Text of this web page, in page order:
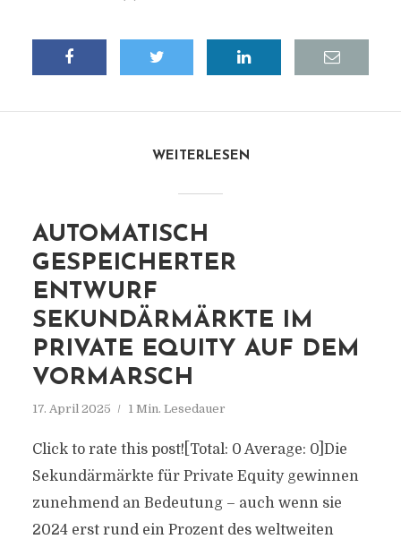
WEITERLESEN
AUTOMATISCH
GESPEICHERTER
ENTWURF
SEKUNDÄRMÄRKTE IM
PRIVATE EQUITY AUF DEM
VORMARSCH
17. April 2025 1 Min. Lesedauer
Click to rate this post![Total: 0 Average: 0]Die
Sekundärmärkte für Private Equity gewinnen
zunehmend an Bedeutung – auch wenn sie
2024 erst rund ein Prozent des weltweiten